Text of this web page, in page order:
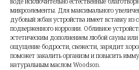
микроэлементы. Для максимального
дубовый жбан устройства имеет вставку из
подверженного коррозии. Обливное
эстетическим дополнением любой сауны или
ощущение бодрости, свежести, зарядит
поможет закалить организм и повысить
натуральным маслом Woodson.